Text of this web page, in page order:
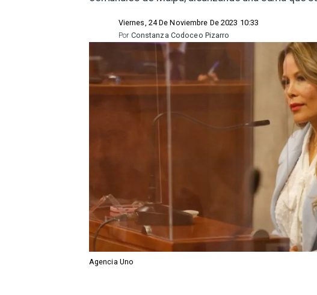
Viernes, 24 De Noviembre De 2023 10:33
Constanza Codoceo Pizarro
Por
Agencia Uno